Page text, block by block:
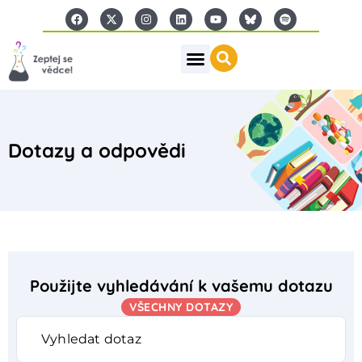
Dotazy a odpovědi
Použijte vyhledávání k vašemu dotazu
VŠECHNY DOTAZY